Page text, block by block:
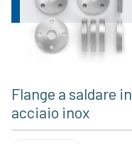
Flange a saldare in
acciaio inox